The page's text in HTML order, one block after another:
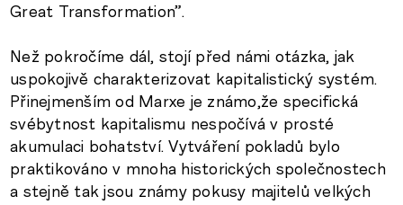
Great Transformation”.
Než pokročíme dál, stojí před námi otázka, jak
uspokojivě charakterizovat kapitalistický systém.
Přinejmenším od Marxe je známo,že specifická
svébytnost kapitalismu nespočívá v prosté
akumulaci bohatství. Vytváření pokladů bylo
praktikováno v mnoha historických společnostech
a stejně tak jsou známy pokusy majitelů velkých